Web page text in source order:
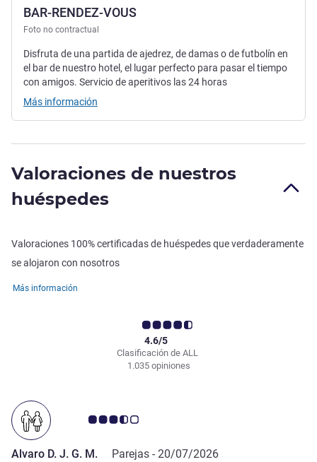
BAR-RENDEZ-VOUS
Foto no contractual
Disfruta de una partida de ajedrez, de damas o de futbolín en
el bar de nuestro hotel, el lugar perfecto para pasar el tiempo
con amigos. Servicio de aperitivos las 24 horas
Más información
Valoraciones de nuestros
huéspedes
Valoraciones 100% certificadas de huéspedes que verdaderamente
se alojaron con nosotros
Más información
Clasificación de ALL
4.6/5
1.035 opiniones
Nota de clientes de Avis 3.5/5
Alvaro D. J. G. M. Parejas - 20/07/2026